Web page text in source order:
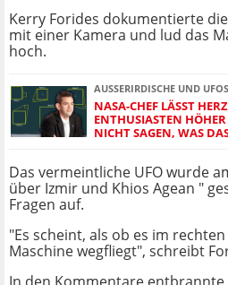
Kerry Forides dokumentierte
mit einer Kamera und lud das
hoch.
AUSSERIRDISCHE UND UFOS
NASA-CHEF LÄSST
ENTHUSIASTEN
NICHT SAGEN, WAS
Das vermeintliche UFO wurde
über Izmir und Khios Agean "
Fragen auf.
"Es scheint, als ob es im
Maschine wegfliegt", schreibt